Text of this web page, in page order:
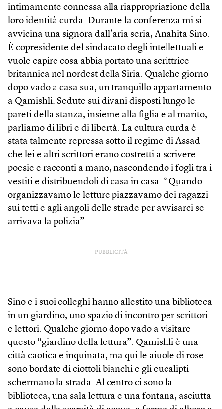
intimamente connessa alla riappropriazione della
loro identità curda. Durante la conferenza mi si
avvicina una signora dall’aria seria, Anahita Sino.
È copresidente del sindacato degli intellettuali e
vuole capire cosa abbia portato una scrittrice
britannica nel nordest della Siria. Qualche giorno
dopo vado a casa sua, un tranquillo appartamento
a Qamishli. Sedute sui divani disposti lungo le
pareti della stanza, insieme alla figlia e al marito,
parliamo di libri e di libertà. La cultura curda è
stata talmente repressa sotto il regime di Assad
che lei e altri scrittori erano costretti a scrivere
poesie e racconti a mano, nascondendo i fogli tra i
vestiti e distribuendoli di casa in casa. “Quando
organizzavamo le letture piazzavamo dei ragazzi
sui tetti e agli angoli delle strade per avvisarci se
arrivava la polizia”.
PUBBLICITÀ
Sino e i suoi colleghi hanno allestito una biblioteca
in un giardino, uno spazio di incontro per scrittori
e lettori. Qualche giorno dopo vado a visitare
questo “giardino della lettura”. Qamishli è una
città caotica e inquinata, ma qui le aiuole di rose
sono bordate di ciottoli bianchi e gli eucalipti
schermano la strada. Al centro ci sono la
biblioteca, una sala lettura e una fontana, asciutta